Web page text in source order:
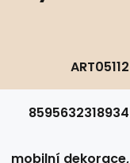
ART05112
8595632318934
mobilní dekorace,